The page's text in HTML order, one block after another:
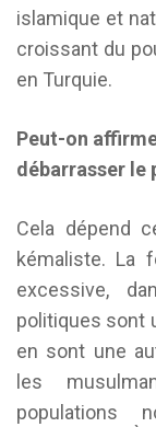
islamique et
croissant du
en Turquie.
Peut-on
débarrasser le
Cela dépend
kémaliste. La
excessive,
politiques sont
en sont une
les
populations